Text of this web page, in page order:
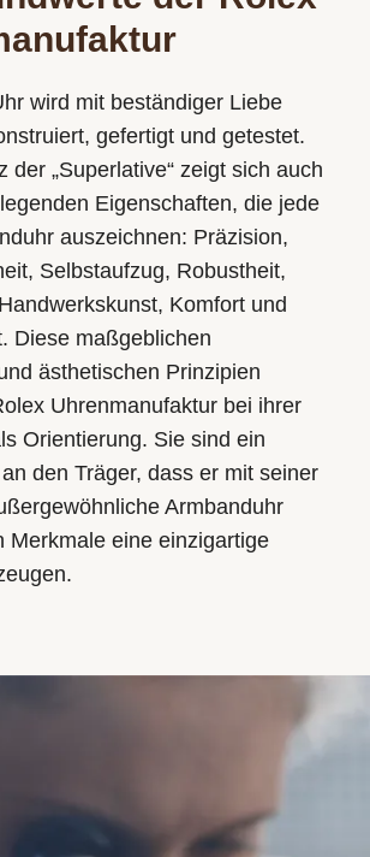
wird mit beständiger Liebe
gefertigt und getestet.
der „Superlative“ zeigt sich auch
Eigenschaften, die jede
auszeichnen: Präzision,
Selbstaufzug, Robustheit,
Komfort und
Diese maßgeblichen
ästhetischen Prinzipien
Uhrenmanufaktur bei ihrer
Orientierung. Sie sind ein
den Träger, dass er mit seiner
Armbanduhr
Merkmale eine einzigartige